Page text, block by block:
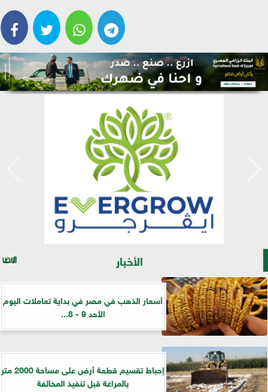
الأخبار
أسعار الذهب في مصر في بداية تعاملات اليوم
الأحد 9 - 8...
إحباط تقسيم قطعة أرض على مساحة 2000 متر
بالمراغة قبل تنفيذ المخالفة